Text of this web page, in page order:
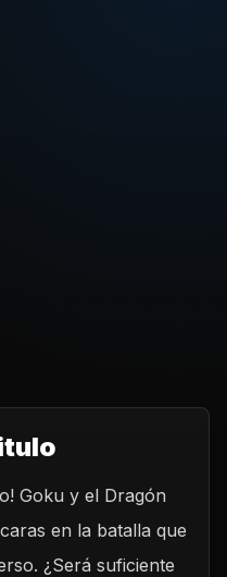
Goku y el Dragón
en la batalla que
¿Será suficiente